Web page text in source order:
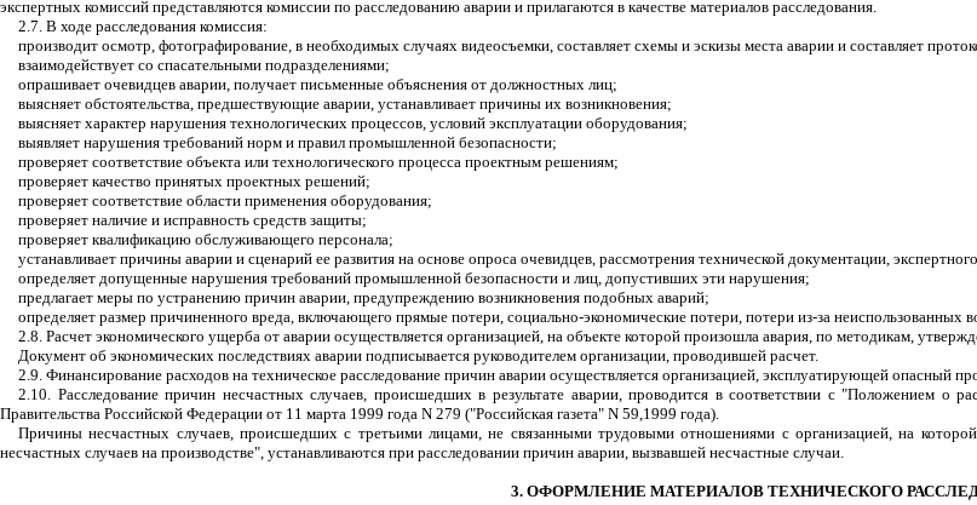
экспертных комиссий представляются комиссии по расследованию аварии и прилагаются в качестве материалов расследования.
2.7. В ходе расследования комиссия:
производит осмотр, фотографирование, в необходимых случаях видеосъемки, составляет схемы и эскизы места аварии и составляет
взаимодействует со спасательными подразделениями;
опрашивает очевидцев аварии, получает письменные объяснения от должностных лиц;
выясняет обстоятельства, предшествующие аварии, устанавливает причины их возникновения;
выясняет характер нарушения технологических процессов, условий эксплуатации оборудования;
выявляет нарушения требований норм и правил промышленной безопасности;
проверяет соответствие объекта или технологического процесса проектным решениям;
проверяет качество принятых проектных решений;
проверяет соответствие области применения оборудования;
проверяет наличие и исправность средств защиты;
проверяет квалификацию обслуживающего персонала;
устанавливает причины аварии и сценарий ее развития на основе опроса очевидцев, рассмотрения технической документации,
определяет допущенные нарушения требований промышленной безопасности и лиц, допустивших эти нарушения;
предлагает меры по устранению причин аварии, предупреждению возникновения подобных аварий;
определяет размер причиненного вреда, включающего прямые потери, социально-экономические потери, потери из-за
2.8. Расчет экономического ущерба от аварии осуществляется организацией, на объекте которой произошла авария, по методикам,
Документ об экономических последствиях аварии подписывается руководителем организации, проводившей расчет.
2.9. Финансирование расходов на техническое расследование причин аварии осуществляется организацией, эксплуатирующей опасный
2.10. Расследование причин несчастных случаев, происшедших в результате аварии, проводится в соответствии с "Положением о
Правительства Российской Федерации от 11 марта 1999 года N 279 ("Российская газета" N 59,1999 года).
Причины несчастных случаев, происшедших с третьими лицами, не связанными трудовыми отношениями с организацией, на
несчастных случаев на производстве", устанавливаются при расследовании причин аварии, вызвавшей несчастные случаи.
3. ОФОРМЛЕНИЕ МАТЕРИАЛОВ ТЕХНИЧЕСКОГО